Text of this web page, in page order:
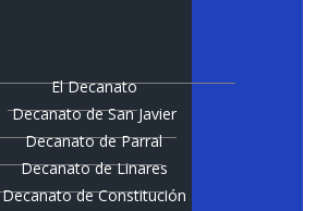
El Decanato
Decanato de San Javier
Decanato de Parral
Decanato de Linares
Decanato de Constitución